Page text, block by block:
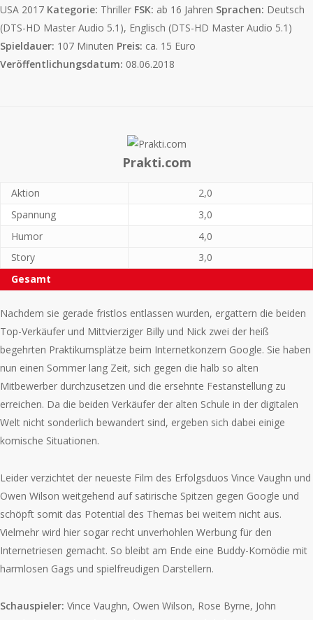
USA 2017 Kategorie: Thriller FSK: ab 16 Jahren Sprachen: Deutsch
(DTS-HD Master Audio 5.1), Englisch (DTS-HD Master Audio 5.1)
Spieldauer: 107 Minuten Preis: ca. 15 Euro
Veröffentlichungsdatum: 08.06.2018
Prakti.com
Aktion
2,0
Spannung
3,0
Humor
4,0
Story
3,0
Gesamt
Nachdem sie gerade fristlos entlassen wurden, ergattern die beiden
Top-Verkäufer und Mittvierziger Billy und Nick zwei der heiß
begehrten Praktikumsplätze beim Internetkonzern Google. Sie haben
nun einen Sommer lang Zeit, sich gegen die halb so alten
Mitbewerber durchzusetzen und die ersehnte Festanstellung zu
erreichen. Da die beiden Verkäufer der alten Schule in der digitalen
Welt nicht sonderlich bewandert sind, ergeben sich dabei einige
komische Situationen.
Leider verzichtet der neueste Film des Erfolgsduos Vince Vaughn und
Owen Wilson weitgehend auf satirische Spitzen gegen Google und
schöpft somit das Potential des Themas bei weitem nicht aus.
Vielmehr wird hier sogar recht unverhohlen Werbung für den
Internetriesen gemacht. So bleibt am Ende eine Buddy-Komödie mit
harmlosen Gags und spielfreudigen Darstellern.
Schauspieler: Vince Vaughn, Owen Wilson, Rose Byrne, John